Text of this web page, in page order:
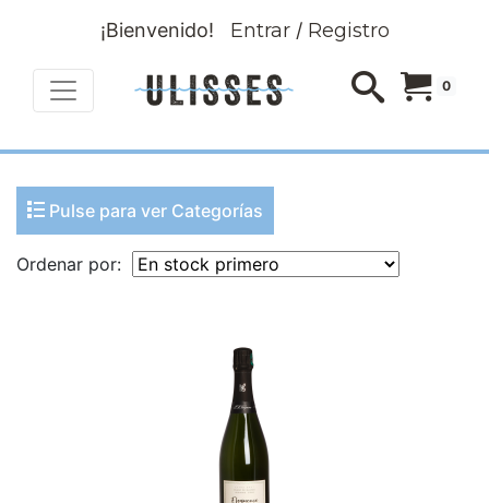
¡Bienvenido! Entrar/ Registro
0
Pulse para ver Categorías
Ordenar por: